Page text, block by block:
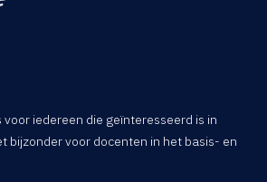
iedereen die geïnteresseerd is in
bijzonder voor docenten in het basis- en